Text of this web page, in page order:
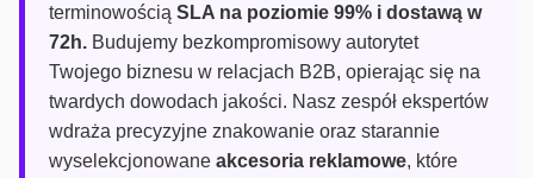
terminowością SLA na poziomie 99% i dostawą w
72h. Budujemy bezkompromisowy autorytet
Twojego biznesu w relacjach B2B, opierając się na
twardych dowodach jakości. Nasz zespół ekspertów
wdraża precyzyjne znakowanie oraz starannie
wyselekcjonowane akcesoria reklamowe, które